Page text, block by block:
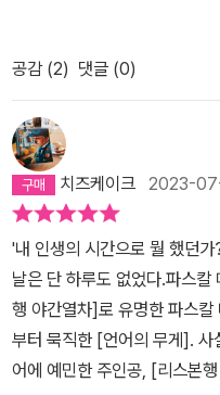
느껴지는 고독과 삶의 회한을
와 있는가에 대해 생각해 보며
안에는 바흐의 곡이 많이 등장
해서 떠올리는 레이랜드의 모
신이 날 잊을 때까지)를 고르
난 아내였던 리비아. 그녀가
트리에스테 집에서 제일 높은
지 않는 것처럼 그 누구도 침
는 두 사람의 열정은 그 자체
되었다면. 아내와 결혼하지
주하지 않았다면. 아내의 뒤를
한부 판정을 받기 전에 출판사
앞에 선택의 가능성은 무궁무
선택했다. 선택의 결과 레이랜
않은 것의 결과로도 레이랜드
은 선택의 결과이기도 하고 아
하게 고민할 필요도 없고 지
이제 더는 어제도 내일도, 삶
만 집중하는 레이랜드를 보니
스의 <명상록>에서 본 '다른
떠오른다.
좌우할 수 있다. 그 무게를 감
나가면서 다양한 인물들을 통
지막으로 향해 나가면서, 액자
글을 쓰기 시작한 것이다. 처
언어를 배우려고 했다. 그렇게
이어졌고, 실력 있는 번역가
의 삶까지 나아간 것이다.여러
는 그들의 인생과 사랑과 눈물
그의 삶이 담긴다. 과연 나의
모습을 발견하게 될 뿐만 아
나 원작자의 시선으로 영화를
나아갈 수 있다. 같은 책을 다
다. 영화와 차이점이라면 '상
는 감독의 상상력이 기술력 및
관객은 그저 수동적으로 감상
화에서의 감독처럼 이야기를
은 책을 재독 한다 하더라도
능동적으로 상상하는 수고를
은 번거로움)이야말로 나는 재
본 사람은 절대 몰러).초독 시
독 시에도 동일하게 그려지게
공감 (2) 댓글 (0)
치즈케이크 2023-
'내 인생의 시간으로 뭘 했던
날은 단 하루도 없었다.파스
행 야간열차]로 유명한 파스
부터 묵직한 [언어의 무게]. 사
어에 예민한 주인공, [리스본